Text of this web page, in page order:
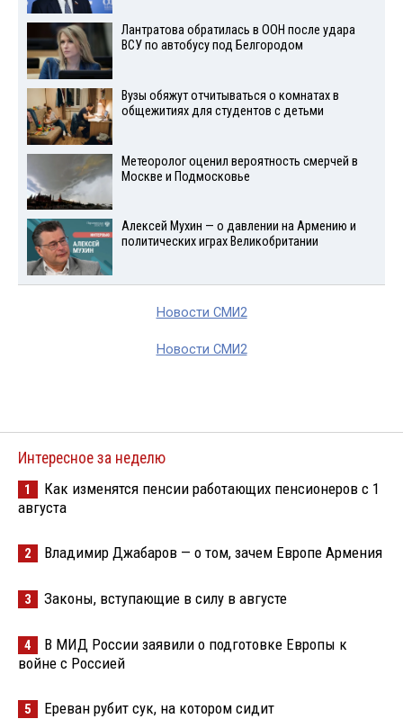
Лантратова обратилась в ООН после удара
ВСУ по автобусу под Белгородом
Вузы обяжут отчитываться о комнатах в
общежитиях для студентов с детьми
Метеоролог оценил вероятность смерчей в
Москве и Подмосковье
Алексей Мухин — о давлении на Армению и
политических играх Великобритании
Новости СМИ2
Новости СМИ2
Интересное за неделю
1
Как изменятся пенсии работающих пенсионеров с 1
августа
2 Владимир Джабаров — о том, зачем Европе Армения
3 Законы, вступающие в силу в августе
4
В МИД России заявили о подготовке Европы к
войне с Россией
5 Ереван рубит сук, на котором сидит